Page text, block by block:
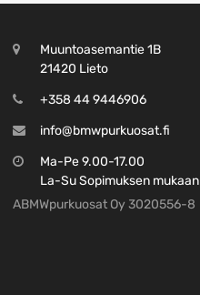
Muuntoasemantie 1B
21420 Lieto
+358 44 9446906
info@bmwpurkuosat.fi
Ma-Pe 9.00-17.00
La-Su Sopimuksen mukaan
ABMWpurkuosat Oy 3020556-8